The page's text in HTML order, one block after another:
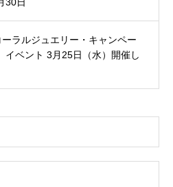
ーラルジュエリー・キャンペー
イベント 3月25日（水）開催し